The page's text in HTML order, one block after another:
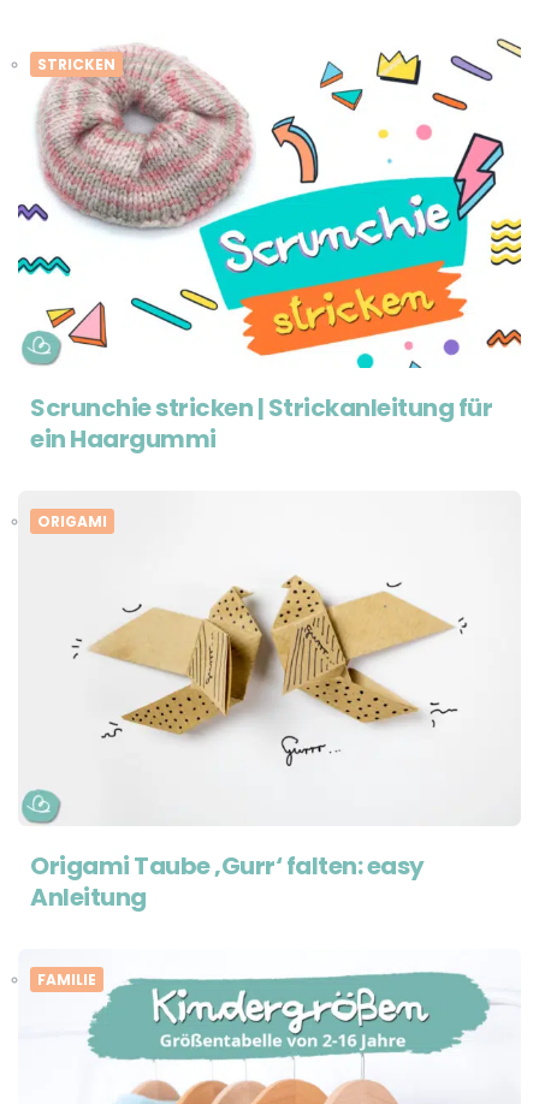
STRICKEN
Scrunchie stricken | Strickanleitung für
ein Haargummi
ORIGAMI
Origami Taube ‚Gurr‘ falten: easy
Anleitung
FAMILIE